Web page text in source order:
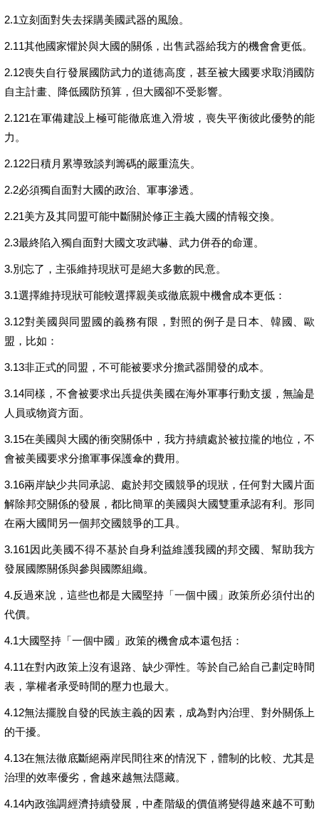
2.1立刻面對失去採購美國武器的風險。
2.11其他國家懼於與大國的關係，出售武器給我方的機會會更低。
2.12喪失自行發展國防武力的道德高度，甚至被大國要求取消國防
自主計畫、降低國防預算，但大國卻不受影響。
2.121在軍備建設上極可能徹底進入滑坡，喪失平衡彼此優勢的能
力。
2.122日積月累導致談判籌碼的嚴重流失。
2.2必須獨自面對大國的政治、軍事滲透。
2.21美方及其同盟可能中斷關於修正主義大國的情報交換。
2.3最終陷入獨自面對大國文攻武嚇、武力併吞的命運。
3.別忘了，主張維持現狀可是絕大多數的民意。
3.1選擇維持現狀可能較選擇親美或徹底親中機會成本更低：
3.12對美國與同盟國的義務有限，對照的例子是日本、韓國、歐
盟，比如：
3.13非正式的同盟，不可能被要求分擔武器開發的成本。
3.14同樣，不會被要求出兵提供美國在海外軍事行動支援，無論是
人員或物資方面。
3.15在美國與大國的衝突關係中，我方持續處於被拉攏的地位，不
會被美國要求分擔軍事保護傘的費用。
3.16兩岸缺少共同承認、處於邦交國競爭的現狀，任何對大國片面
解除邦交關係的發展，都比簡單的美國與大國雙重承認有利。形同
在兩大國間另一個邦交國競爭的工具。
3.161因此美國不得不基於自身利益維護我國的邦交國、幫助我方
發展國際關係與參與國際組織。
4.反過來說，這些也都是大國堅持「一個中國」政策所必須付出的
代價。
4.1大國堅持「一個中國」政策的機會成本還包括：
4.11在對內政策上沒有退路、缺少彈性。等於自己給自己劃定時間
表，掌權者承受時間的壓力也最大。
4.12無法擺脫自發的民族主義的因素，成為對內治理、對外關係上
的干擾。
4.13在無法徹底斷絕兩岸民間往來的情況下，體制的比較、尤其是
治理的效率優劣，會越來越無法隱藏。
4.14內政強調經濟持續發展，中產階級的價值將變得越來越不可動